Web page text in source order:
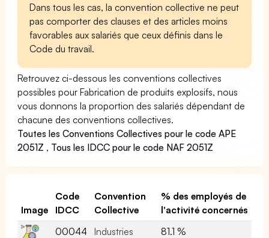
Dans tous les cas, la convention collective ne peut
pas comporter des clauses et des articles moins
favorables aux salariés que ceux définis dans le
Code du travail.
Retrouvez ci-dessous les conventions collectives
possibles pour Fabrication de produits explosifs, nous
vous donnons la proportion des salariés dépendant de
chacune des conventions collectives.
Toutes les Conventions Collectives pour le code APE
2051Z , Tous les IDCC pour le code NAF 2051Z
Image
Code
IDCC
Convention
Collective
% des employés de
l'activité concernés
00044
Industries
81.1 %